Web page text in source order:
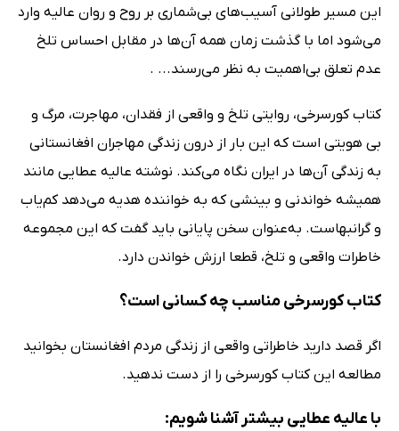
این مسیر طولانی آسیب‌های بی‌شماری بر روح و روان عالیه وارد
می‌شود اما با گذشت زمان همه آن‌ها در مقابل احساس تلخ
عدم تعلق بی‌اهمیت به نظر می‌رسند... .
کتاب کورسرخی، روایتی تلخ و واقعی از فقدان، مهاجرت، مرگ و
بی هویتی است که این بار از درون زندگی مهاجران افغانستانی
به زندگی آن‌ها در ایران نگاه می‌کند. نوشته عالیه عطایی مانند
همیشه خواندنی و بینشی که به خواننده هدیه می‌دهد کم‌یاب
و گرانبهاست. به‌عنوان سخن پایانی باید گفت که این مجموعه
خاطرات واقعی و تلخ، قطعا ارزش خواندن دارد.
کتاب کورسرخی مناسب چه کسانی است؟
اگر قصد دارید خاطراتی واقعی از زندگی مردم افغانستان بخوانید
مطالعه این کتاب کورسرخی را از دست ندهید.
با عالیه عطایی بیشتر آشنا شویم: